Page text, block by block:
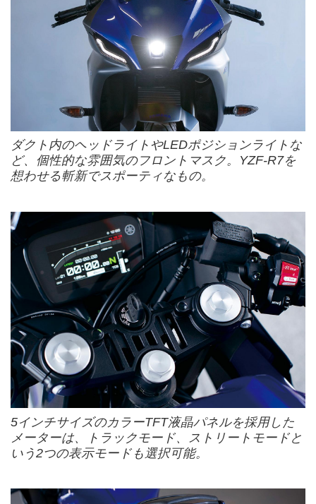
ダクト内のヘッドライトやLEDポジションライトな
ど、個性的な雰囲気のフロントマスク。YZF-R7を
想わせる斬新でスポーティなもの。
5インチサイズのカラーTFT液晶パネルを採用した
メーターは、トラックモード、ストリートモードと
いう2つの表示モードも選択可能。